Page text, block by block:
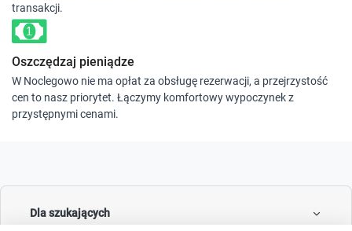
transakcji.
Oszczędzaj pieniądze
W Noclegowo nie ma opłat za obsługę rezerwacji, a przejrzystość
cen to nasz priorytet. Łączymy komfortowy wypoczynek z
przystępnymi cenami.
Dla szukających